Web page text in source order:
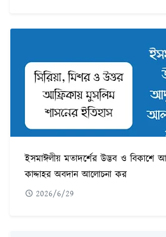
ইসমাঈলীয় মতাদর্শের উদ্ভব ও বিকাশে
কাদ্দাহর অবদান আলোচনা কর
2026/6/29